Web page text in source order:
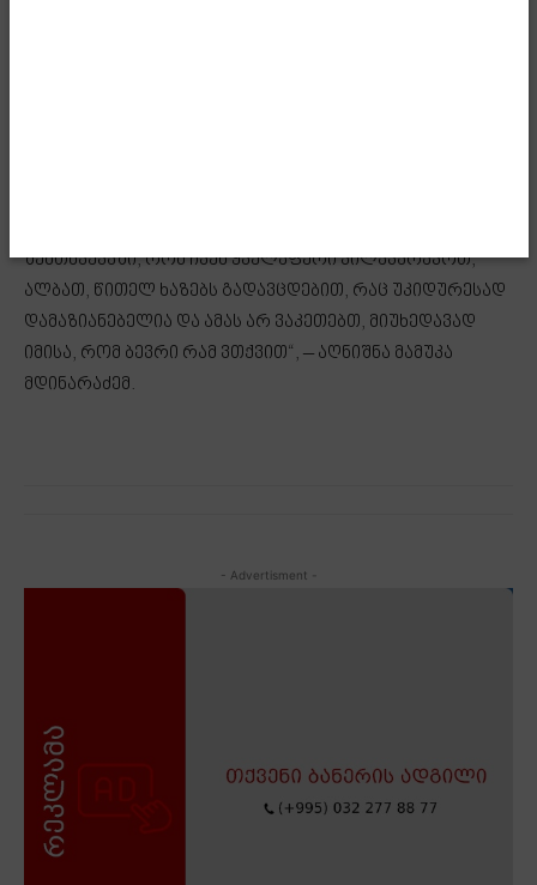
შემთხვევაში, რომ ჩვენ ყველაფერი ვილაპარაკოთ,
ალბათ, წითელ ხაზებს გადავცდებით, რაც უკიდურესად
დამაზიანებელია და ამას არ ვაკეთებთ, მიუხედავად
იმისა, რომ ბევრი რამ ვთქვით“, – აღნიშნა მამუკა
მდინარაძემ.
- Advertisment -